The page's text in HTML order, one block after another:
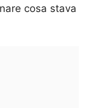
cosa stava